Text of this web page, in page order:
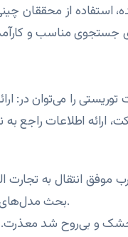
استفاده از محققان
جستجوی مناسب و
را می‌توان در:
ارائه اطلاعات راجع
موفق انتقال به
بحث مدل‌های انتقال به تجارت الکترونیک می‌پردازیم.